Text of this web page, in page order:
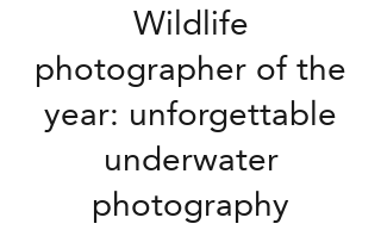
Wildlife
photographer of the
year: unforgettable
underwater
photography